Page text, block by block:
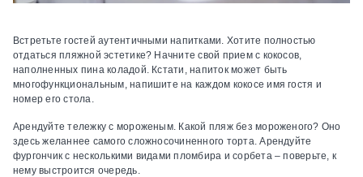
Встретьте гостей аутентичными напитками. Хотите полностью
отдаться пляжной эстетике? Начните свой прием с кокосов,
наполненных пина коладой. Кстати, напиток может быть
многофункциональным, напишите на каждом кокосе имя гостя и
номер его стола.
Арендуйте тележку с мороженым. Какой пляж без мороженого? Оно
здесь желаннее самого сложносочиненного торта. Арендуйте
фургончик с несколькими видами пломбира и сорбета – поверьте, к
нему выстроится очередь.